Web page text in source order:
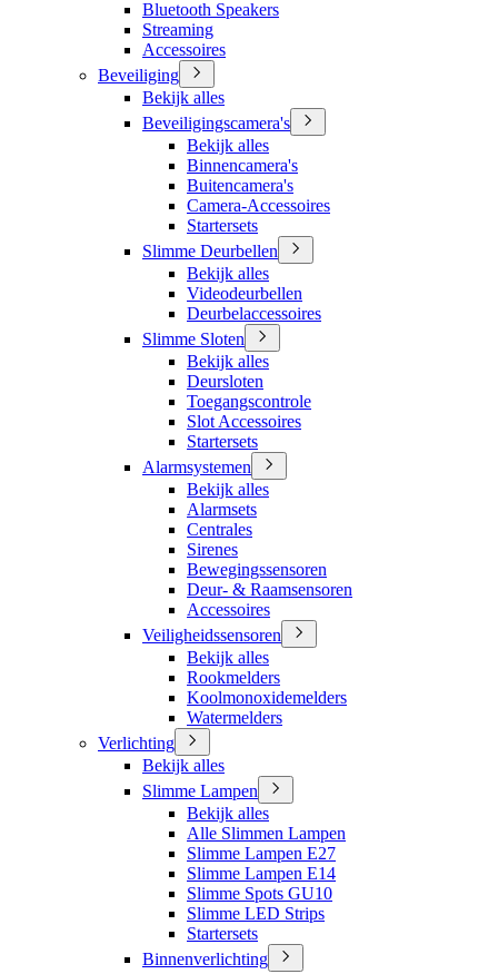
Bluetooth Speakers
Streaming
Accessoires
Beveiliging
Bekijk alles
Beveiligingscamera's
Bekijk alles
Binnencamera's
Buitencamera's
Camera-Accessoires
Startersets
Slimme Deurbellen
Bekijk alles
Videodeurbellen
Deurbelaccessoires
Slimme Sloten
Bekijk alles
Deursloten
Toegangscontrole
Slot Accessoires
Startersets
Alarmsystemen
Bekijk alles
Alarmsets
Centrales
Sirenes
Bewegingssensoren
Deur- & Raamsensoren
Accessoires
Veiligheidssensoren
Bekijk alles
Rookmelders
Koolmonoxidemelders
Watermelders
Verlichting
Bekijk alles
Slimme Lampen
Bekijk alles
Alle Slimmen Lampen
Slimme Lampen E27
Slimme Lampen E14
Slimme Spots GU10
Slimme LED Strips
Startersets
Binnenverlichting